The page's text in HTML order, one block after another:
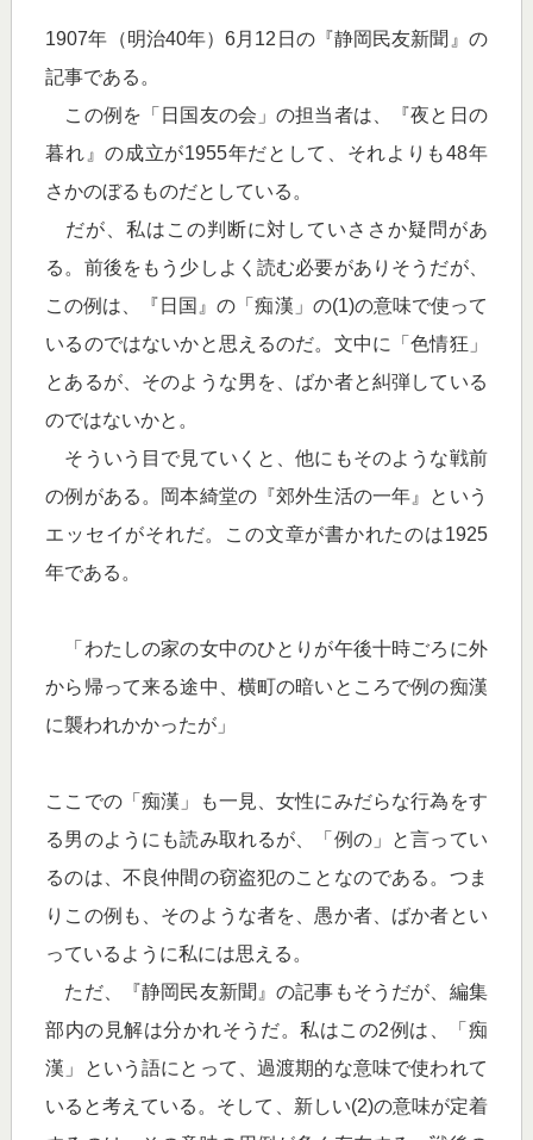
1907年（明治40年）6月12日の『静岡民友新聞』の
記事である。
この例を「日国友の会」の担当者は、『夜と日の
暮れ』の成立が1955年だとして、それよりも48年
さかのぼるものだとしている。
だが、私はこの判断に対していささか疑問があ
る。前後をもう少しよく読む必要がありそうだが、
この例は、『日国』の「痴漢」の(1)の意味で使って
いるのではないかと思えるのだ。文中に「色情狂」
とあるが、そのような男を、ばか者と糾弾している
のではないかと。
そういう目で見ていくと、他にもそのような戦前
の例がある。岡本綺堂の『郊外生活の一年』という
エッセイがそれだ。この文章が書かれたのは1925
年である。
「わたしの家の女中のひとりが午後十時ごろに外
から帰って来る途中、横町の暗いところで例の痴漢
に襲われかかったが」
ここでの「痴漢」も一見、女性にみだらな行為をす
る男のようにも読み取れるが、「例の」と言ってい
るのは、不良仲間の窃盗犯のことなのである。つま
りこの例も、そのような者を、愚か者、ばか者とい
っているように私には思える。
ただ、『静岡民友新聞』の記事もそうだが、編集
部内の見解は分かれそうだ。私はこの2例は、「痴
漢」という語にとって、過渡期的な意味で使われて
いると考えている。そして、新しい(2)の意味が定着